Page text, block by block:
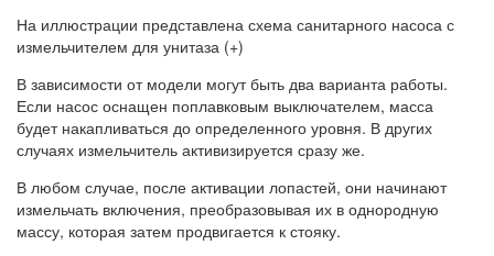
На иллюстрации представлена схема санитарного насоса с
измельчителем для унитаза (+)
В зависимости от модели могут быть два варианта работы.
Если насос оснащен поплавковым выключателем, масса
будет накапливаться до определенного уровня. В других
случаях измельчитель активизируется сразу же.
В любом случае, после активации лопастей, они начинают
измельчать включения, преобразовывая их в однородную
массу, которая затем продвигается к стояку.